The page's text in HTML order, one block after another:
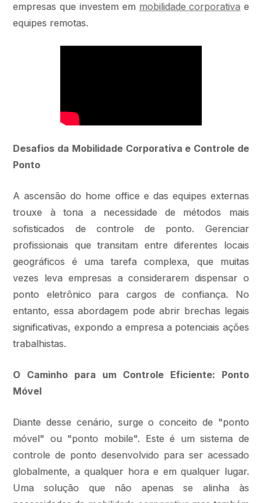
empresas que investem em mobilidade corporativae
equipes remotas.
Desafios da Mobilidade Corporativa e Controle de
Ponto
A ascensão do home office e das equipes externas
trouxe à tona a necessidade de métodos mais
sofisticados de controle de ponto. Gerenciar
profissionais que transitam entre diferentes locais
geográficos é uma tarefa complexa, que muitas
vezes leva empresas a considerarem dispensar o
ponto eletrônico para cargos de confiança. No
entanto, essa abordagem pode abrir brechas legais
significativas, expondo a empresa a potenciais ações
trabalhistas.
O Caminho para um Controle Eficiente: Ponto
Móvel
Diante desse cenário, surge o conceito de "ponto
móvel" ou "ponto mobile". Este é um sistema de
controle de ponto desenvolvido para ser acessado
globalmente, a qualquer hora e em qualquer lugar.
Uma solução que não apenas se alinha às